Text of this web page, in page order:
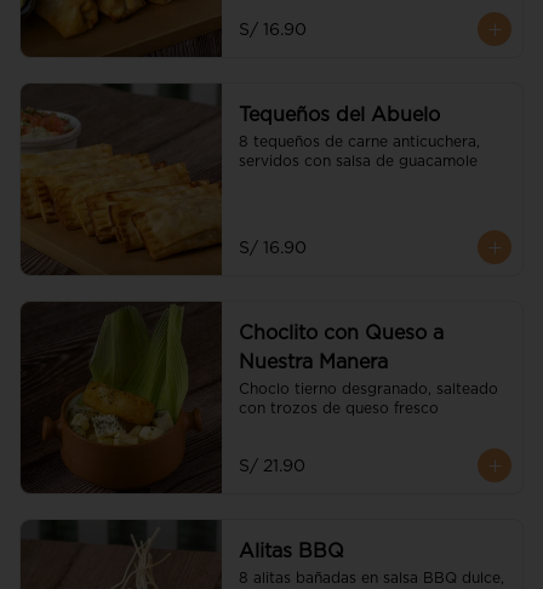
S/ 16.90
Tequeños del Abuelo
8 tequeños de carne anticuchera,
servidos con salsa de guacamole
S/ 16.90
Choclito con Queso a
Nuestra Manera
Choclo tierno desgranado, salteado
con trozos de queso fresco
S/ 21.90
Alitas BBQ
8 alitas bañadas en salsa BBQ dulce,